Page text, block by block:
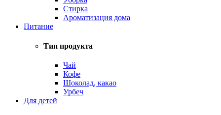
Стирка
Ароматизация дома
Питание
Тип продукта
Чай
Кофе
Шоколад, какао
Урбеч
Для детей